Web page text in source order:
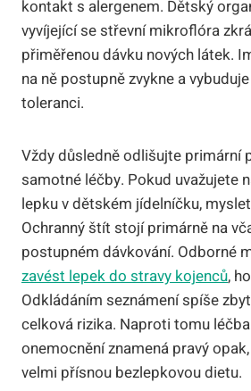
kontakt s alergenem. Dětský
vyvíjející se střevní mikroflóra
přiměřenou dávku nových látek.
na ně postupně zvykne a
toleranci.
Vždy důsledně odlišujte primární
samotné léčby. Pokud uvažujete
lepku v dětském jídelníčku,
Ochranný štít stojí primárně na
postupném dávkování. Odborné
zavést lepek do stravy kojenců,
Odkládáním seznámení spíše
celková rizika. Naproti tomu
onemocnění znamená pravý
velmi přísnou bezlepkovou dietu.